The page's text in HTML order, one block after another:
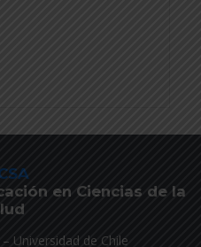
en Ciencias de la
Universidad de Chile